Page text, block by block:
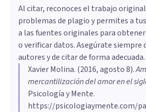
Al citar, reconoces el trabajo
problemas de plagio y permites a
a las fuentes originales para
o verificar datos. Asegúrate siempre
autores y de citar de forma adecuada.
Xavier Molina. (2016, agosto 8).
mercantilización del amor en el
Psicología y Mente.
https://psicologiaymente.com/